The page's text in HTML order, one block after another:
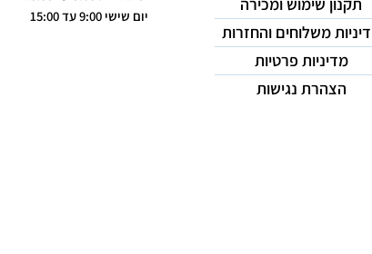
יום שישי 9:00 עד 15:00
משלוחים והחזרות
מדיניות פרטיות
הצהרת נגישות